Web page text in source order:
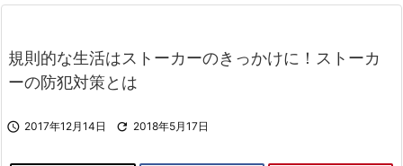
規則的な生活はストーカーのきっかけに！ストーカ
ーの防犯対策とは
 2017年12月14日  2018年5月17日